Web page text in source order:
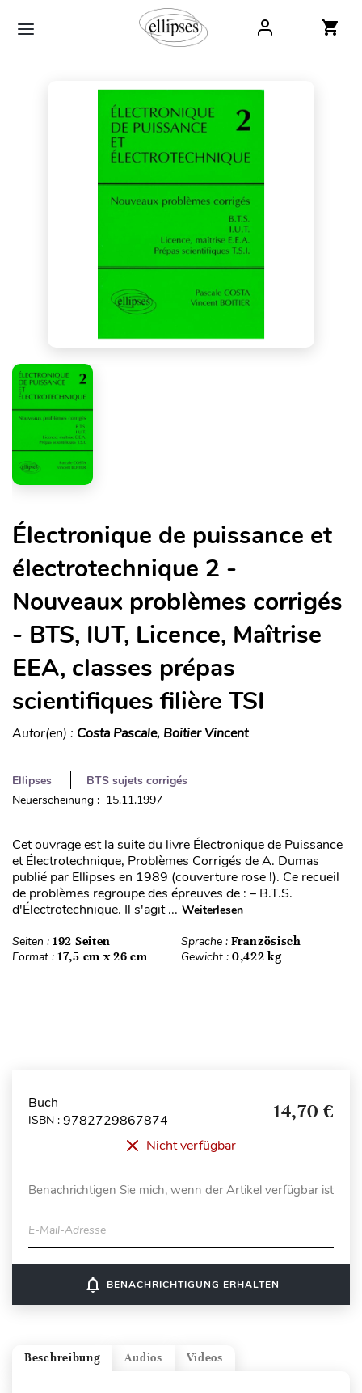
Électronique de puissance et
électrotechnique 2 -
Nouveaux problèmes corrigés
- BTS, IUT, Licence, Maîtrise
EEA, classes prépas
scientifiques filière TSI
Autor(en) : Costa Pascale, Boitier Vincent
Ellipses
BTS sujets corrigés
Neuerscheinung : 15.11.1997
Cet ouvrage est la suite du livre Électronique de Puissance
et Électrotechnique, Problèmes Corrigés de A. Dumas
publié par Ellipses en 1989 (couverture rose !). Ce recueil
de problèmes regroupe des épreuves de : – B.T.S.
d'Électrotechnique. Il s'agit ... Weiterlesen
Seiten : 192 Seiten Sprache : Französisch
Format : 17,5 cm x 26 cm Gewicht : 0,422 kg
Buch
ISBN : 9782729867874 14,70 €
Nicht verfügbar
Benachrichtigen Sie mich, wenn der Artikel verfügbar ist
E-Mail-Adresse
notifications_none BENACHRICHTIGUNG ERHALTEN
Videos
Audios
Beschreibung